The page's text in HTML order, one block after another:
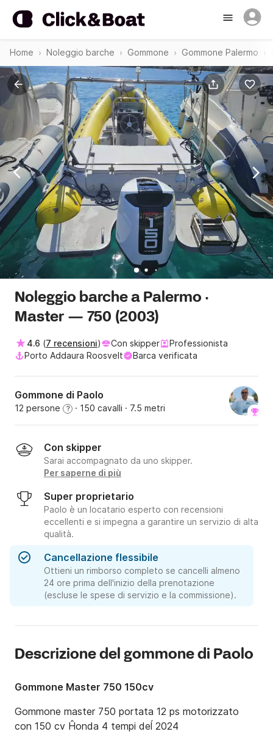
Home Noleggio barche Gommone Gommone Palermo
Noleggio barche a Palermo ·
Master — 750 (2003)
4.6 (7 recensioni) Con skipper
Professionista
Porto Addaura Roosvelt
Barca verificata
Gommone di Paolo
12 persone ? · 150 cavalli · 7.5 metri
Con skipper
Sarai accompagnato da uno skipper.
Per saperne di più
Super proprietario
Paolo è un locatario esperto con recensioni
eccellenti e si impegna a garantire un servizio di alta
qualità.
Cancellazione flessibile
Ottieni un rimborso completo se cancelli almeno
24 ore prima dell'inizio della prenotazione
(escluse le spese di servizio e la commissione).
Descrizione del gommone di Paolo
Gommone Master 750 150cv
Gommone master 750 portata 12 ps motorizzato
con 150 cv Ĥonda 4 tempi deĺ 2024